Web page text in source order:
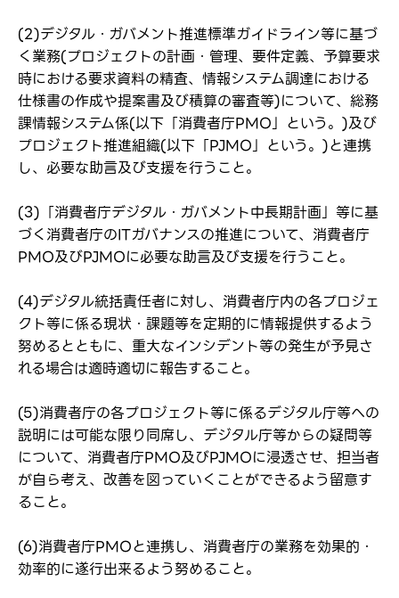
(2)デジタル・ガバメント推進標準ガイドライン等に基づ
く業務(プロジェクトの計画・管理、要件定義、予算要求
時における要求資料の精査、情報システム調達における
仕様書の作成や提案書及び積算の審査等)について、総務
課情報システム係(以下「消費者庁PMO」という。)及び
プロジェクト推進組織(以下「PJMO」という。)と連携
し、必要な助言及び支援を行うこと。
(3)「消費者庁デジタル・ガバメント中長期計画」等に基
づく消費者庁のITガバナンスの推進について、消費者庁
PMO及びPJMOに必要な助言及び支援を行うこと。
(4)デジタル統括責任者に対し、消費者庁内の各プロジェ
クト等に係る現状・課題等を定期的に情報提供するよう
努めるとともに、重大なインシデント等の発生が予見さ
れる場合は適時適切に報告すること。
(5)消費者庁の各プロジェクト等に係るデジタル庁等への
説明には可能な限り同席し、デジタル庁等からの疑問等
について、消費者庁PMO及びPJMOに浸透させ、担当者
が自ら考え、改善を図っていくことができるよう留意す
ること。
(6)消費者庁PMOと連携し、消費者庁の業務を効果的・
効率的に遂行出来るよう努めること。